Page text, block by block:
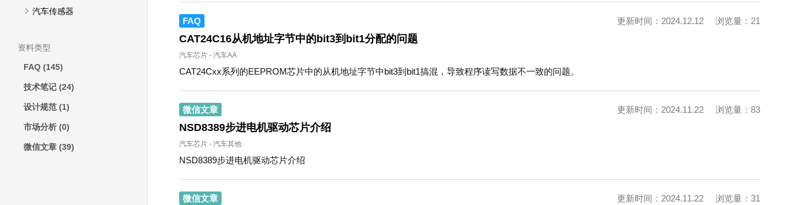
汽车传感器
资料类型
FAQ (145)
技术笔记 (24)
设计规范 (1)
市场分析 (0)
微信文章 (39)
FAQ 浏览量：21
更新时间：2024.12.12
CAT24C16从机地址字节中的bit3到bit1分配的问题
汽车芯片 - 汽车AA
CAT24Cxx系列的EEPROM芯片中的从机地址字节中bit3到bit1搞混，导致程序读写数据不一致的问题。
微信文章 浏览量：83
更新时间：2024.11.22
NSD8389步进电机驱动芯片介绍
汽车芯片 - 汽车其他
NSD8389步进电机驱动芯片介绍
微信文章 浏览量：31
更新时间：2024.11.22